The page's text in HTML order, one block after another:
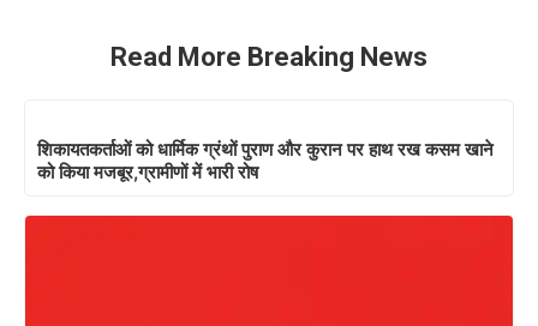
Read More Breaking News
शिकायतकर्ताओं को धार्मिक ग्रंथों पुराण और कुरान पर हाथ रख कसम खाने
को किया मजबूर,ग्रामीणों में भारी रोष